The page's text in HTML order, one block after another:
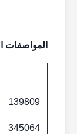
المواصفات
139809
345064